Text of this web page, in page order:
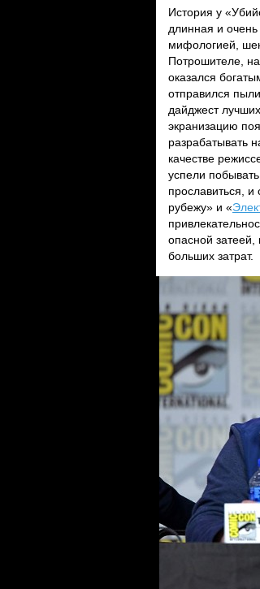
История у
длинная и
мифологией,
Потрошителе,
оказался
отправился
дайджест
экранизацию
разрабатывать
качестве
успели побывать
прославиться,
рубежу» и «
опасной
больших затрат.